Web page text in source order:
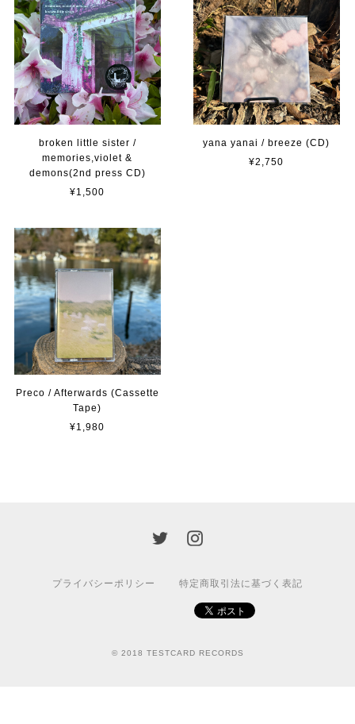
broken little sister /
memories,violet &
demons(2nd press CD)
¥1,500
yana yanai / breeze (CD)
¥2,750
Preco / Afterwards (Cassette
Tape)
¥1,980
プライバシーポリシー 特定商取引法に基づく表記
© 2018 TESTCARD RECORDS